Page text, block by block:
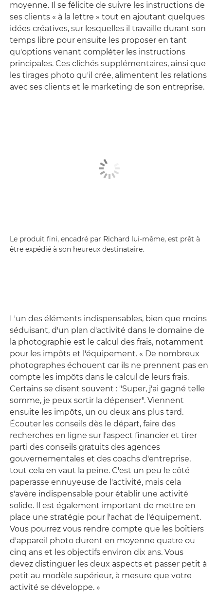
moyenne. Il se félicite de suivre les instructions de
ses clients « à la lettre » tout en ajoutant quelques
idées créatives, sur lesquelles il travaille durant son
temps libre pour ensuite les proposer en tant
qu'options venant compléter les instructions
principales. Ces clichés supplémentaires, ainsi que
les tirages photo qu'il crée, alimentent les relations
avec ses clients et le marketing de son entreprise.
Le produit fini, encadré par Richard lui-même, est prêt à
être expédié à son heureux destinataire.
L'un des éléments indispensables, bien que moins
séduisant, d'un plan d'activité dans le domaine de
la photographie est le calcul des frais, notamment
pour les impôts et l'équipement. « De nombreux
photographes échouent car ils ne prennent pas en
compte les impôts dans le calcul de leurs frais.
Certains se disent souvent : "Super, j'ai gagné telle
somme, je peux sortir la dépenser". Viennent
ensuite les impôts, un ou deux ans plus tard.
Écouter les conseils dès le départ, faire des
recherches en ligne sur l'aspect financier et tirer
parti des conseils gratuits des agences
gouvernementales et des coachs d'entreprise,
tout cela en vaut la peine. C'est un peu le côté
paperasse ennuyeuse de l'activité, mais cela
s'avère indispensable pour établir une activité
solide. Il est également important de mettre en
place une stratégie pour l'achat de l'équipement.
Vous pourrez vous rendre compte que les boîtiers
d'appareil photo durent en moyenne quatre ou
cinq ans et les objectifs environ dix ans. Vous
devez distinguer les deux aspects et passer petit à
petit au modèle supérieur, à mesure que votre
activité se développe. »